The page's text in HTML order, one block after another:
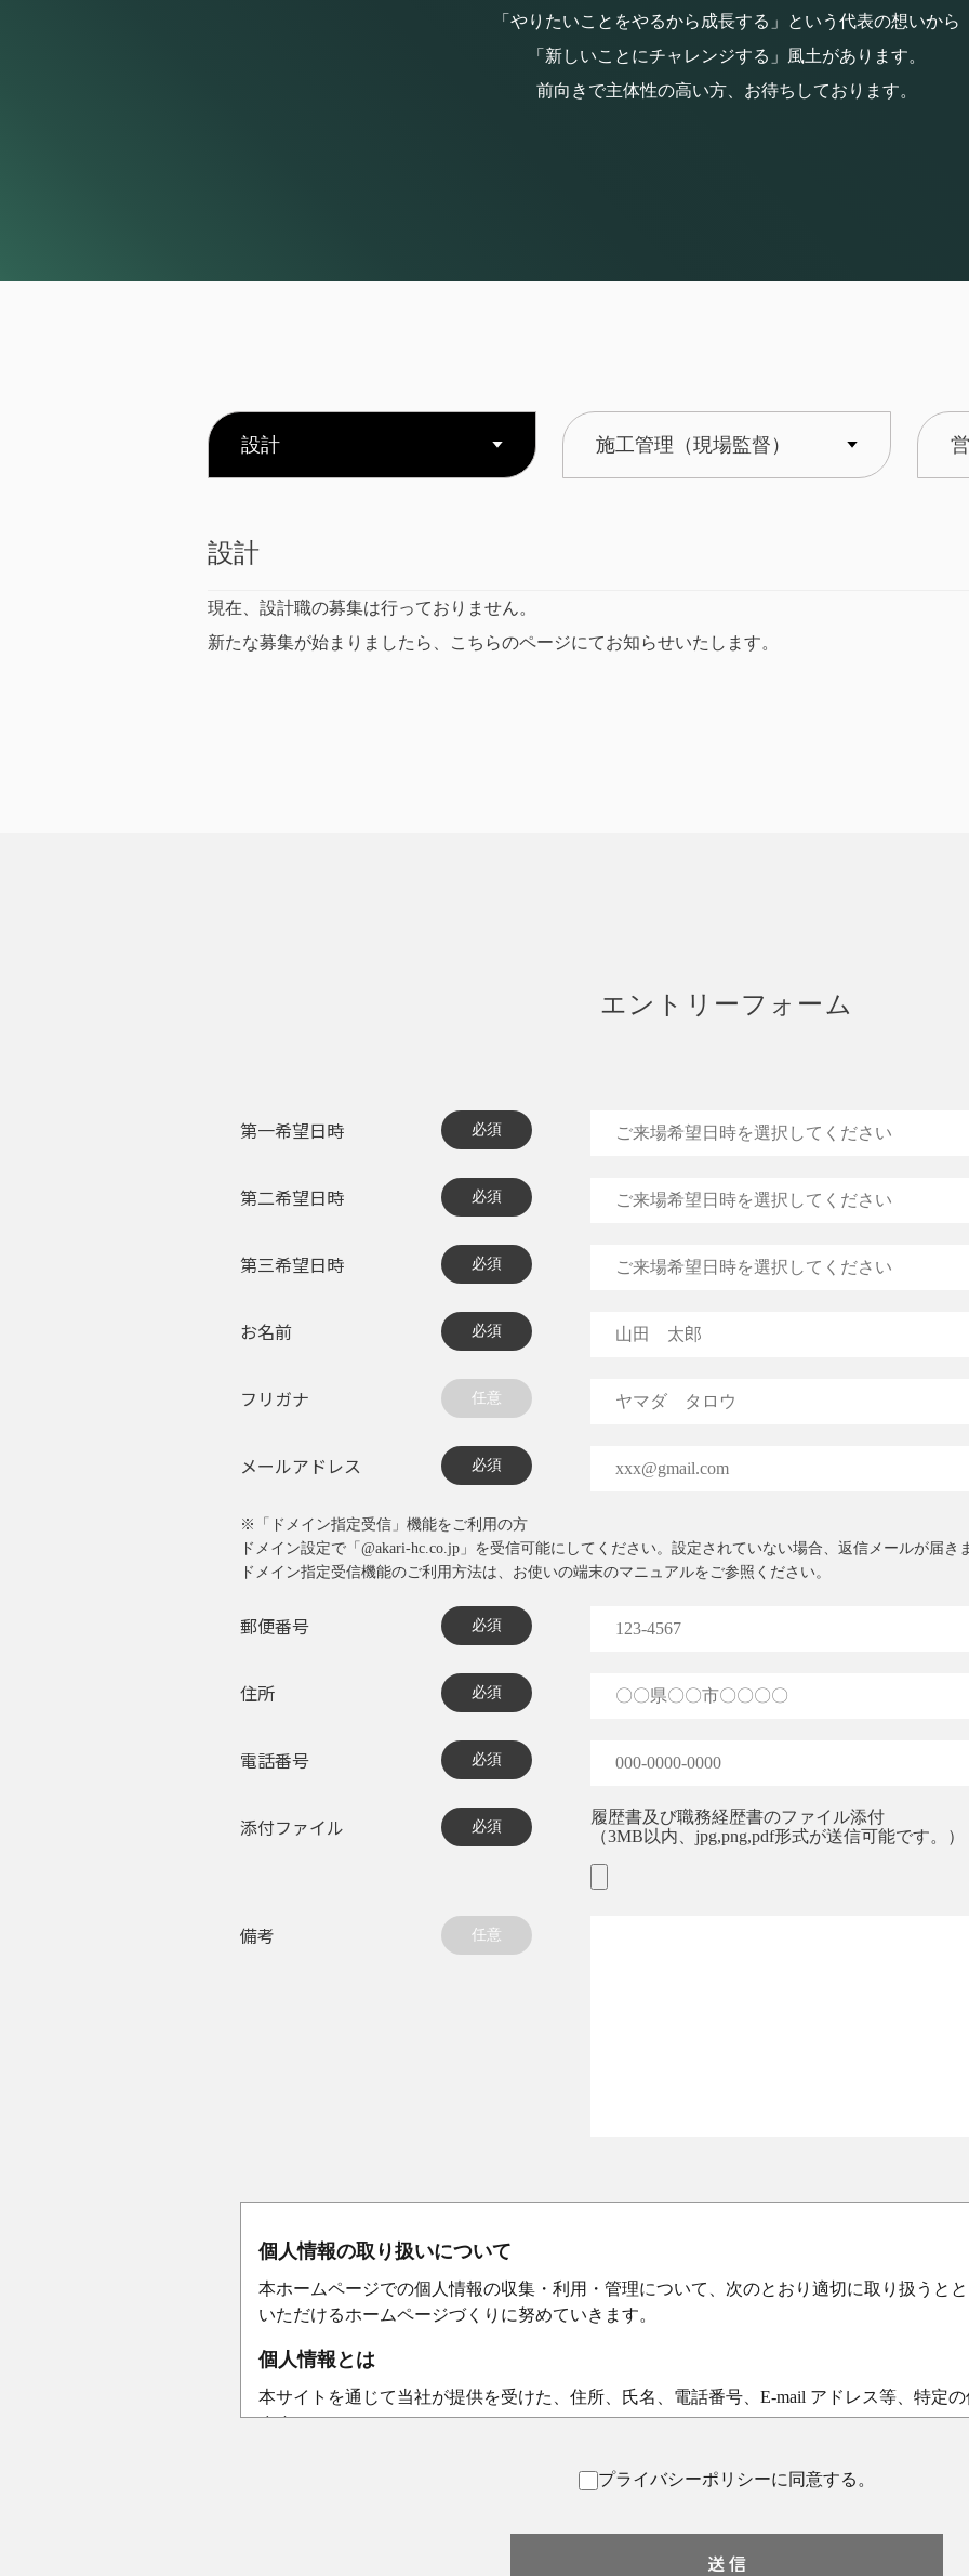
「やりたいことをやるから成長する」という代表の想いから
「新しいことにチャレンジする」風土があります。
前向きで主体性の高い方、お待ちしております。
設計 施工管理（現場監督）
設計
現在、設計職の募集は行っておりません。
新たな募集が始まりましたら、こちらのページにてお知らせいたします。
エントリーフォーム
第一希望日時 必須
第二希望日時 必須
第三希望日時 必須
お名前 必須
フリガナ 任意
メールアドレス 必須
※「ドメイン指定受信」機能をご利用の方
ドメイン設定で「@akari-hc.co.jp」を受信可能にしてください。設定されていない場合、返信メールが届き
ドメイン指定受信機能のご利用方法は、お使いの端末のマニュアルをご参照ください。
郵便番号 必須
住所 必須
電話番号 必須
添付ファイル 必須
履歴書及び職務経歴書のファイル添付
（3MB以内、jpg,png,pdf形式が送信可能です。）
備考 任意
個人情報の取り扱いについて
本ホームページでの個人情報の収集・利用・管理について、次のとおり適切に取り扱うと
いただけるホームページづくりに努めていきます。
個人情報とは
本サイトを通じて当社が提供を受けた、住所、氏名、電話番号、E-mail アドレス等、特定
ます。
個人情報の収集にあたってはその利用目的を特定し、明示いたします。
個人情報の収集は特定された利用目的を達成するために必要な範囲内で行います。
プライバシーポリシーに同意する。